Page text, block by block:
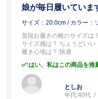
娘が毎日履いていま
サイズ：20.0cm / カラー：
普段お履きの靴のサイズは？
サイズ感は？ :ちょうどいい
履き心地は？ :快適
:はい、私はこの商品を推
としお
年代:40代